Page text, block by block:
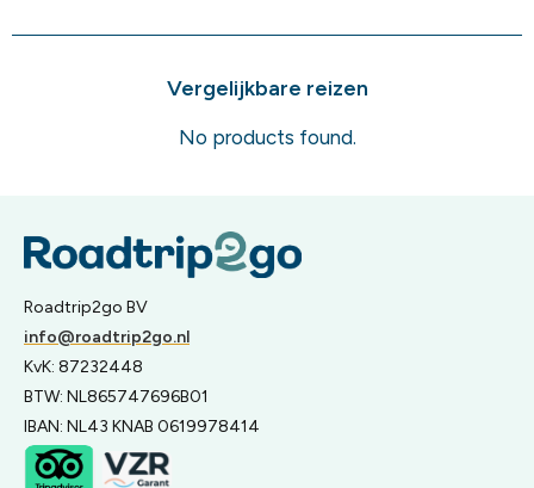
Vergelijkbare reizen
No products found.
Roadtrip2go BV
info@roadtrip2go.nl
KvK: 87232448
BTW: NL865747696B01
IBAN: NL43 KNAB 0619978414